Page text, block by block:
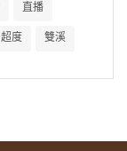
直播
超度 雙溪